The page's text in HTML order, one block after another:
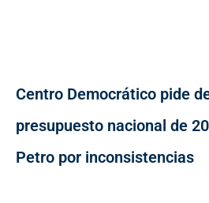
Centro Democrático pide
presupuesto nacional de
Petro por inconsistencias